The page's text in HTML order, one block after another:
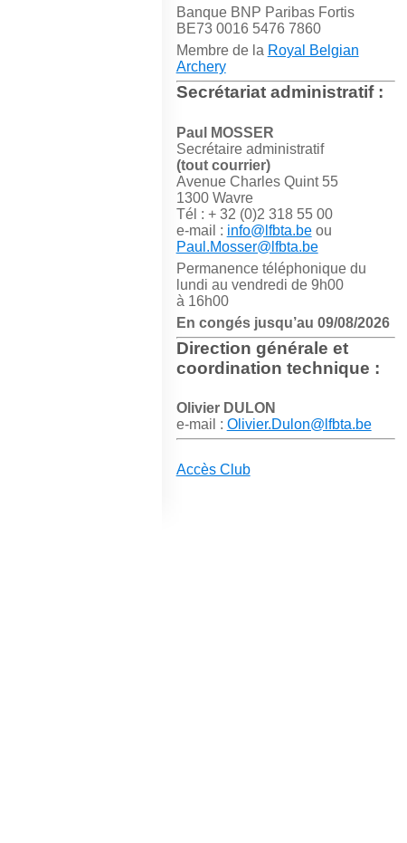
Banque BNP Paribas Fortis
BE73 0016 5476 7860
Membre de la Royal Belgian
Archery
Secrétariat administratif :
Paul MOSSER
Secrétaire administratif
(tout courrier)
Avenue Charles Quint 55
1300 Wavre
Tél : + 32 (0)2 318 55 00
e-mail : info@lfbta.beou
Paul.Mosser@lfbta.be
Permanence téléphonique du
lundi au vendredi de 9h00
à 16h00
En congés jusqu’au 09/08/2026
Direction générale et
coordination technique :
Olivier DULON
e-mail : Olivier.Dulon@lfbta.be
Accès Club